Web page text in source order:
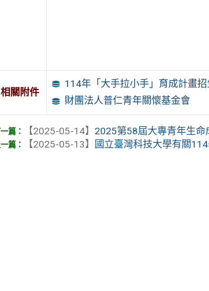
相關附件
114年「大手拉小手」育成計畫招
財團法人普仁青年關懷基金會
【2025-05-14】 2025第58屆大專青年生命
【2025-05-13】
國立臺灣科技大學有關